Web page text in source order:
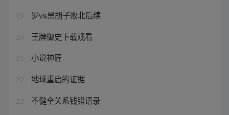
19 罗vs黑胡子败北后续
20 王牌御史下载观看
21 小说神匠
22 地球重启的证据
23 不健全关系钱错语录